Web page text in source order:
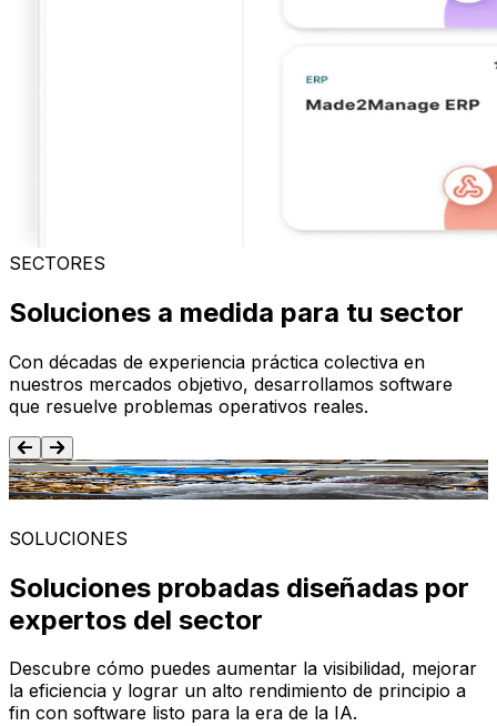
SECTORES
Soluciones a medida para tu sector
Con décadas de experiencia práctica colectiva en
nuestros mercados objetivo, desarrollamos software
que resuelve problemas operativos reales.
Alimentación y Bebida
SOLUCIONES
Soluciones probadas diseñadas por
expertos del sector
Descubre cómo puedes aumentar la visibilidad, mejorar
la eficiencia y lograr un alto rendimiento de principio a
fin con software listo para la era de la IA.